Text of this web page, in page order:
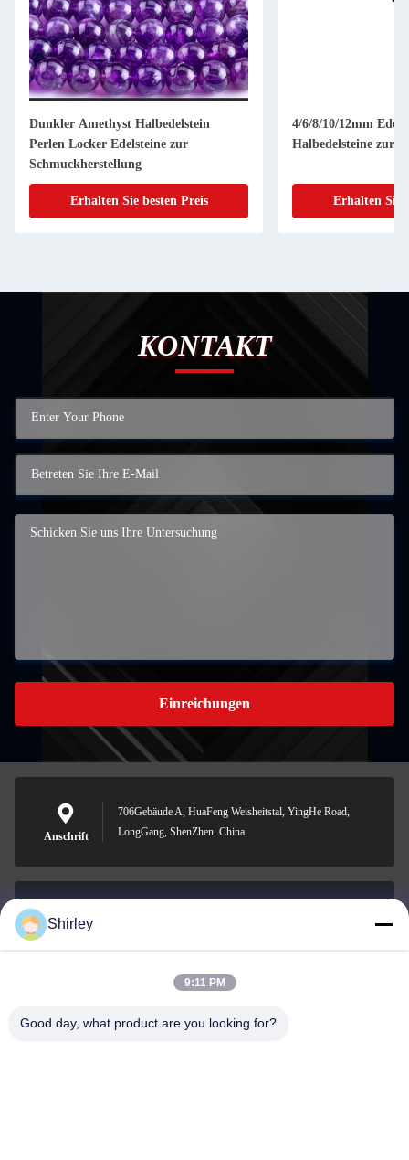
Dunkler Amethyst Halbedelstein
Perlen Locker Edelsteine zur
Schmuckherstellung
Erhalten Sie besten Preis
4/6/8/10/12mm
Halbedelsteine zur
Erhalten Sie
KONTAKT
Einreichungen
Anschrift
706Gebäude A, HuaFeng Weisheitstal, YingHe Road,
LongGang, ShenZhen, China
E-Mail-Adresse
0086-18148506772
Shirley
9:11 PM
Good day, what product are you looking for?